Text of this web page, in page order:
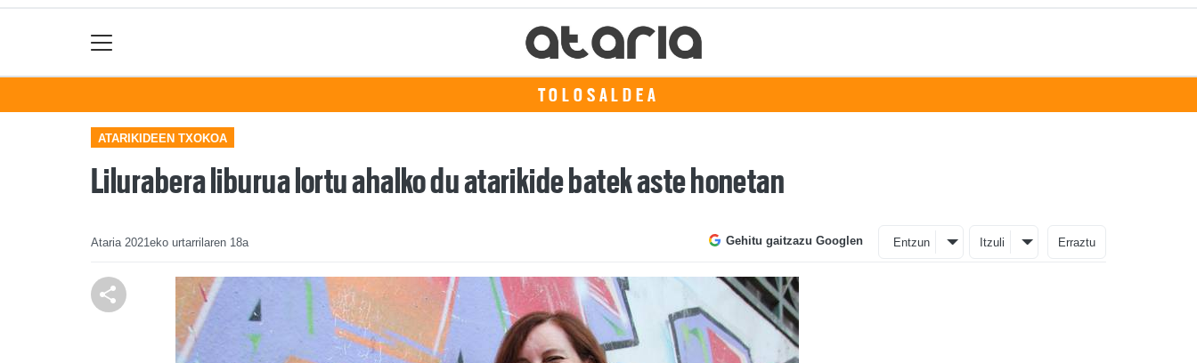
TOLOSALDEA
ATARIKIDEEN TXOKOA
Lilurabera liburua lortu ahalko du atarikide batek aste honetan
Ataria 2021eko urtarrilaren 18a Gehitu gaitzazu Googlen Entzun Itzuli Erraztu